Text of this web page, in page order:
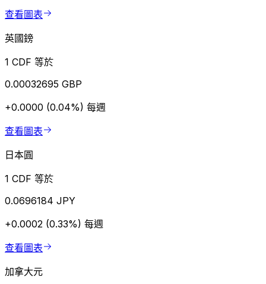
查看圖表
英國鎊
1 CDF 等於
0.00032695 GBP
+0.0000 (0.04%) 每週
查看圖表
日本圓
1 CDF 等於
0.0696184 JPY
+0.0002 (0.33%) 每週
查看圖表
加拿大元